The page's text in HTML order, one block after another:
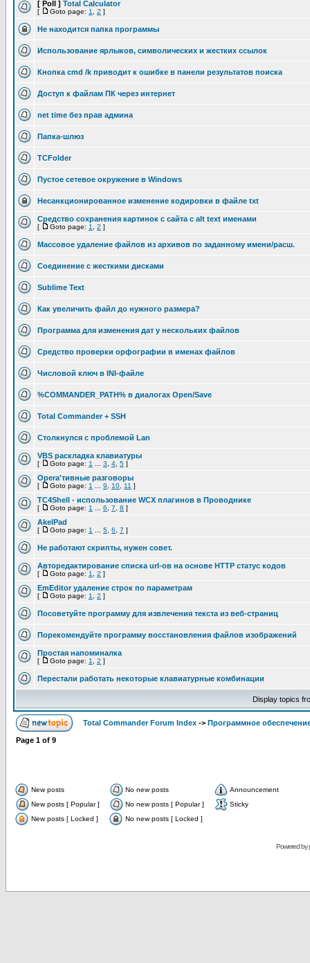
[ Poll ] Total Calculator
[ Goto page: 1 2 ]
Не находится папка программы
Использование ярлыков, символических и жестких ссылок
Кнопка cmd /k приводит к ошибке в панели результатов поиска
Доступ к файлам ПК через интернет
net time без прав админа
Папка-шлюз
TCFolder
Пустое сетевое окружение в Windows
Несанкционированное изменение кодировки в файле txt
Средство сохранения картинок с сайта с alt text именами
[ Goto page: 1 2 ]
Массовое удаление файлов из архивов по заданному имени/расш.
Соединение с жесткими дисками
Sublime Text
Как увеличить файл до нужного размера?
Программа для изменения дат у нескольких файлов
Средство проверки орфографии в именах файлов
Числовой ключ в INI-файле
%COMMANDER_PATH% в диалогах Open/Save
Total Commander + SSH
Столкнулся с проблемой Lan
VBS раскладка клавиатуры
[ Goto page: 1 3 4 5 ]
Opera'тивные разговоры
[ Goto page: 1 9 10 11 ]
TC4Shell - использование WCX плагинов в Проводнике
[ Goto page: 1 6 7 8 ]
AkelPad
[ Goto page: 1 5 6 7 ]
Не работают скрипты, нужен совет.
Авторедактирование списка url-ов на основе HTTP статус кодов
[ Goto page: 1 2 ]
EmEditor удаление строк по параметрам
[ Goto page: 1 2 ]
Посоветуйте программу для извлечения текста из веб-страниц
Порекомендуйте программу восстановления файлов изображений
Простая напоминалка
[ Goto page: 1 2 ]
Перестали работать некоторые клавиатурные комбинации
Display topics
Total Commander Forum Index -> Программное
Page 1 of 9
New posts No new posts
Announcement
New posts [ Popular ]
No new posts [ Popular ]
Sticky
New posts [ Locked ]
No new posts [ Locked ]
Powered by